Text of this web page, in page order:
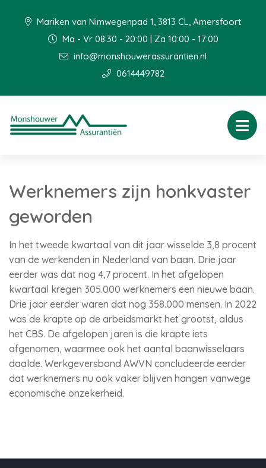
Mariken van Nimwegenpad 1, 3813 CL, Amersfoort
Ma - Vr 08:30 - 20:00 | Za 10:00 - 17:00
info@monshouwerassurantien.nl
0614449782
Werknemers zijn honkvaster
geworden
In het tweede kwartaal van dit jaar wisselde 3,8 procent
van de werkenden in Nederland van baan. Drie jaar
eerder was dat nog 4,7 procent. In het afgelopen
kwartaal kregen 305.000 werknemers een nieuwe baan.
Drie jaar eerder waren dat nog 358.000 mensen. In 2022
was de krapte op de arbeidsmarkt het grootst, aldus
het CBS. De afgelopen jaren is die krapte iets
afgenomen, waarmee ook het aantal baanwisselaars
daalde. Werkgeversbond AWVN concludeerde eerder
dat werknemers nu ook vaker blijven hangen vanwege
economische onzekerheid.